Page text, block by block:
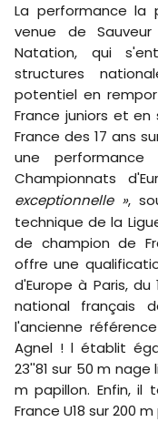
La performance la
venue de
Natation, qui
structures
potentiel en
France juniors et
France des 17 ans
une
Championnats
exceptionnelle »,
technique de la
de champion de
offre une
d'Europe à Paris,
national français
l'ancienne
Agnel ! l établit
23''81 sur 50 m
m papillon. Enfin, il
France U18 sur 200